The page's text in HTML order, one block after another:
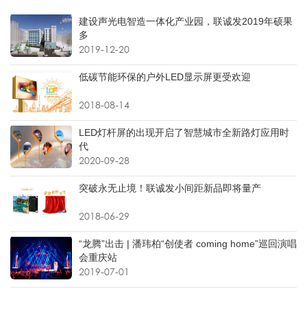
建设声光电智造一体化产业园，联诚发2019年硕果
多
2019-12-20
低碳节能环保的户外LED显示屏更受欢迎
2018-08-14
LED灯杆屏的出现开启了智慧城市全新路灯应用时
代
2020-09-28
突破永无止境！联诚发小间距新品即将量产
2018-06-29
“龙腾”出击 | 潘玮柏“创使者 coming home”巡回演唱
会重庆站
2019-07-01